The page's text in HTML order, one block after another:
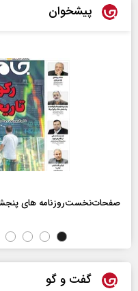
پیشخوان
صفحات‌نخست‌روزنامه ها‌ی پنجشنبه‌۱۵
گفت و گو